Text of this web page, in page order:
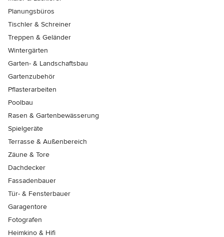
Planungsbüros
Tischler & Schreiner
Treppen & Geländer
Wintergärten
Garten- & Landschaftsbau
Gartenzubehör
Pflasterarbeiten
Poolbau
Rasen & Gartenbewässerung
Spielgeräte
Terrasse & Außenbereich
Zäune & Tore
Dachdecker
Fassadenbauer
Tür- & Fensterbauer
Garagentore
Fotografen
Heimkino & Hifi